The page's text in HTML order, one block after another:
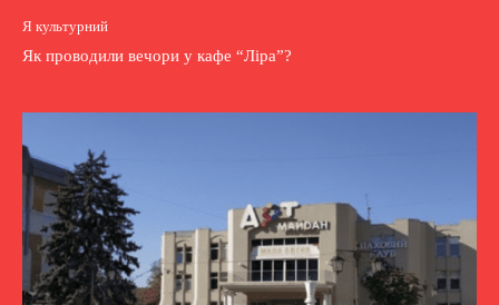
Я культурний
Як проводили вечори у кафе “Ліра”?